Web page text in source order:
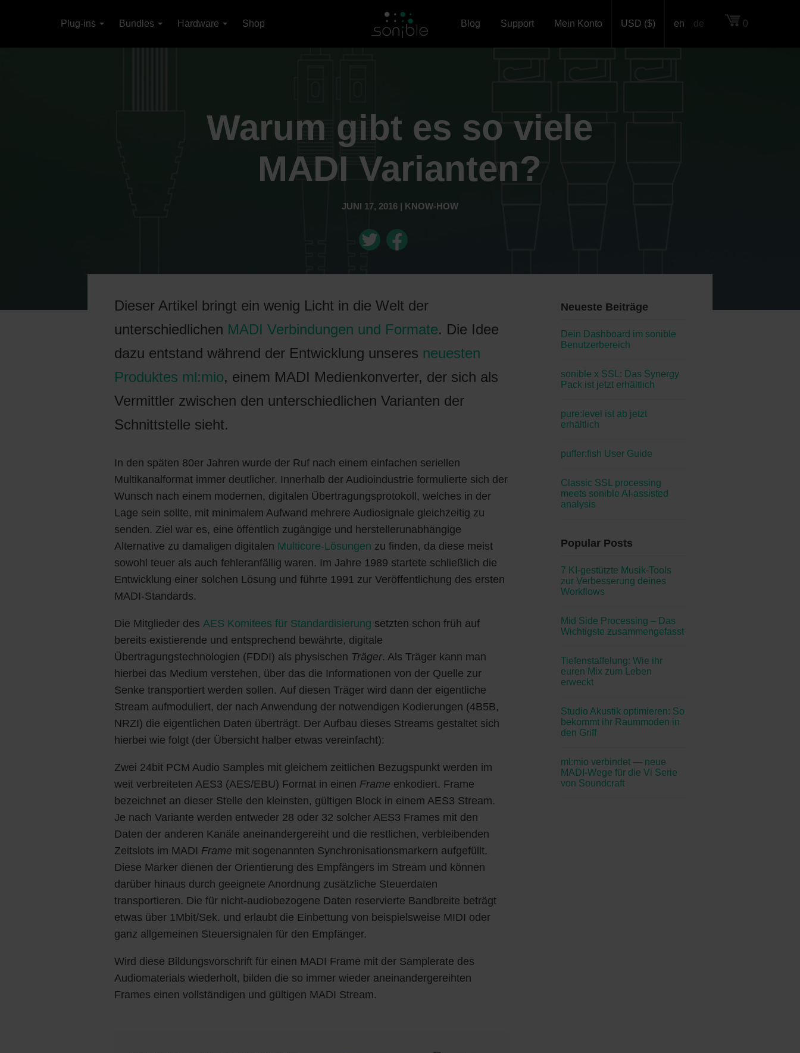
Plug-ins Bundles Hardware Shop 0
en de
USD ($)
Blog Support Mein Konto
Warum gibt es so viele
MADI Varianten?
JUNI 17, 2016 | KNOW-HOW
Neueste Beiträge
Dein Dashboard im sonible
Benutzerbereich
sonible x SSL: Das Synergy
Pack ist jetzt erhältlich
pure:level ist ab jetzt
erhältlich
puffer:fish User Guide
Classic SSL processing
meets sonible AI-assisted
analysis
Popular Posts
7 KI-gestützte Musik-Tools
zur Verbesserung deines
Workflows
Mid Side Processing – Das
Wichtigste zusammengefasst
Tiefenstaffelung: Wie ihr
euren Mix zum Leben
erweckt
Studio Akustik optimieren: So
bekommt ihr Raummoden in
den Griff
ml:mio verbindet — neue
MADI-Wege für die Vi Serie
von Soundcraft
Dieser Artikel bringt ein wenig Licht in die Welt der
unterschiedlichen MADI Verbindungen und Formate. Die Idee
dazu entstand während der Entwicklung unseres neuesten
Produktes ml:mio, einem MADI Medienkonverter, der sich als
Vermittler zwischen den unterschiedlichen Varianten der
Schnittstelle sieht.
In den späten 80er Jahren wurde der Ruf nach einem einfachen seriellen
Multikanalformat immer deutlicher. Innerhalb der Audioindustrie formulierte sich der
Wunsch nach einem modernen, digitalen Übertragungsprotokoll, welches in der
Lage sein sollte, mit minimalem Aufwand mehrere Audiosignale gleichzeitig zu
senden. Ziel war es, eine öffentlich zugängige und herstellerunabhängige
Alternative zu damaligen digitalen Multicore-Lösungen zu finden, da diese meist
sowohl teuer als auch fehleranfällig waren. Im Jahre 1989 startete schließlich die
Entwicklung einer solchen Lösung und führte 1991 zur Veröffentlichung des ersten
MADI-Standards.
Die Mitglieder des AES Komitees für Standardisierung setzten schon früh auf
bereits existierende und entsprechend bewährte, digitale
Übertragungstechnologien (FDDI) als physischen Träger. Als Träger kann man
hierbei das Medium verstehen, über das die Informationen von der Quelle zur
Senke transportiert werden sollen. Auf diesen Träger wird dann der eigentliche
Stream aufmoduliert, der nach Anwendung der notwendigen Kodierungen (4B5B,
NRZI) die eigentlichen Daten überträgt. Der Aufbau dieses Streams gestaltet sich
hierbei wie folgt (der Übersicht halber etwas vereinfacht):
Zwei 24bit PCM Audio Samples mit gleichem zeitlichen Bezugspunkt werden im
weit verbreiteten AES3 (AES/EBU) Format in einen Frame enkodiert. Frame
bezeichnet an dieser Stelle den kleinsten, gültigen Block in einem AES3 Stream.
Je nach Variante werden entweder 28 oder 32 solcher AES3 Frames mit den
Daten der anderen Kanäle aneinandergereiht und die restlichen, verbleibenden
Zeitslots im MADI Frame mit sogenannten Synchronisationsmarkern aufgefüllt.
Diese Marker dienen der Orientierung des Empfängers im Stream und können
darüber hinaus durch geeignete Anordnung zusätzliche Steuerdaten
transportieren. Die für nicht-audiobezogene Daten reservierte Bandbreite beträgt
etwas über 1Mbit/Sek. und erlaubt die Einbettung von beispielsweise MIDI oder
ganz allgemeinen Steuersignalen für den Empfänger.
Wird diese Bildungsvorschrift für einen MADI Frame mit der Samplerate des
Audiomaterials wiederholt, bilden die so immer wieder aneinandergereihten
Frames einen vollständigen und gültigen MADI Stream.